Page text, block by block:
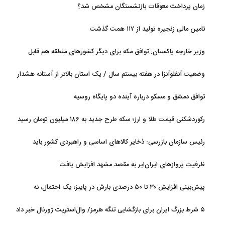
زمان پرداخت معوقات بازنشستگان مشخص شد؟
تامین مالی زنجیره تولید از ۱۱۷ همت گذشت
وزیر خارجه پاکستان: توافق مکه برای دیگر کشورهای منطقه هم قابل
وضعیت آنفلوآنزا در هفته بیستم سال / یک استان بالاتر از آستانه هشدار
توافق دمشق و مسکو درباره آینده دو پایگاه روسیه
رکوردشکنی قیمت طلا و ارز؛ سکه طرح جدید به ۱۸۶ میلیون تومان رسید
رئیس سازمان بازرسی: ذخایر کالاهای اساسی و راهبردی کشور باید
ظرفیت پروازهای ایران‌ایر به مقصد مشهد افزایش یافت
پیش‌بینی افزایش ۳۰ تا ۵۰ درصدی بارش در پاییز؛ یک احتمال، نه
۵ شرط بزرگ ایران برای بازگشایی تنگه هرمز/ وال‌استریت ژورنال خبر داد